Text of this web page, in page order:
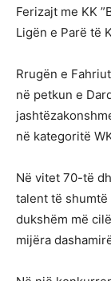
Ferizajt me KK
Ligën e Parë të
Rrugën e
në petkun e
në kategoritë
Në vitet 70-të
talent të shumtë
dukshëm më
mijëra